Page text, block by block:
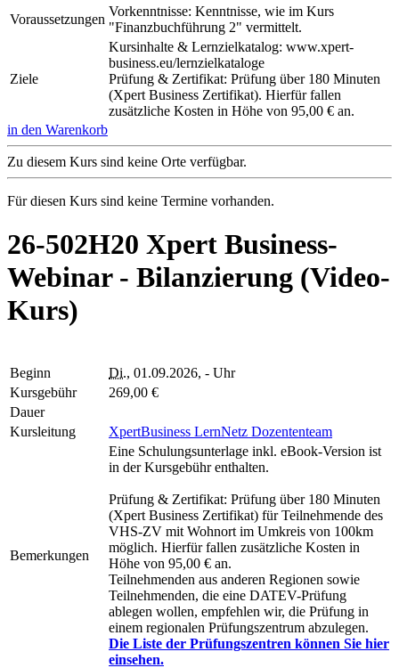
Voraussetzungen
Vorkenntnisse: Kenntnisse, wie im Kurs
"Finanzbuchführung 2" vermittelt.
Ziele
Kursinhalte & Lernzielkatalog: www.xpert-
business.eu/lernzielkataloge
Prüfung & Zertifikat: Prüfung über 180 Minuten
(Xpert Business Zertifikat). Hierfür fallen
zusätzliche Kosten in Höhe von 95,00 € an.
in den Warenkorb
Zu diesem Kurs sind keine Orte verfügbar.
Für diesen Kurs sind keine Termine vorhanden.
26-502H20 Xpert Business-
Webinar - Bilanzierung (Video-
Kurs)
Beginn Di., 01.09.2026, - Uhr
Kursgebühr
269,00 €
Dauer
Kursleitung
XpertBusiness LernNetz Dozententeam
Bemerkungen
Eine Schulungsunterlage inkl. eBook-Version ist
in der Kursgebühr enthalten.
Prüfung & Zertifikat: Prüfung über 180 Minuten
(Xpert Business Zertifikat) für Teilnehmende des
VHS-ZV mit Wohnort im Umkreis von 100km
möglich. Hierfür fallen zusätzliche Kosten in
Höhe von 95,00 € an.
Teilnehmenden aus anderen Regionen sowie
Teilnehmenden, die eine DATEV-Prüfung
ablegen wollen, empfehlen wir, die Prüfung in
einem regionalen Prüfungszentrum abzulegen.
Die Liste der Prüfungszentren können Sie hier
einsehen.